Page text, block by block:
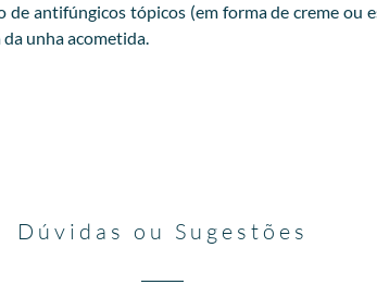
de antifúngicos tópicos (em forma de creme
unha acometida.
Dúvidas ou Sugestões